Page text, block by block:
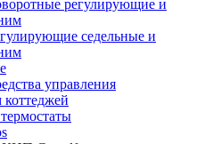
регулирующие и
седельные и
управления